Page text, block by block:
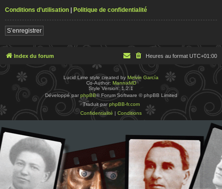
Conditions d’utilisation | Politique de confidentialité
S’enregistrer
Index du forum Heures au format UTC+01:00
Lucid Lime style created by Melvin García
Co-Author: MannixMD
Style Version: 1.2.1
Développé par phpBB® Forum Software © phpBB Limited
Traduit par phpBB-fr.com
Confidentialité | Conditions